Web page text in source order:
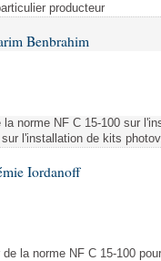
producteur
Benbrahim
norme NF C 15-100 sur
l'installation de kits
Iordanoff
la norme NF C 15-100